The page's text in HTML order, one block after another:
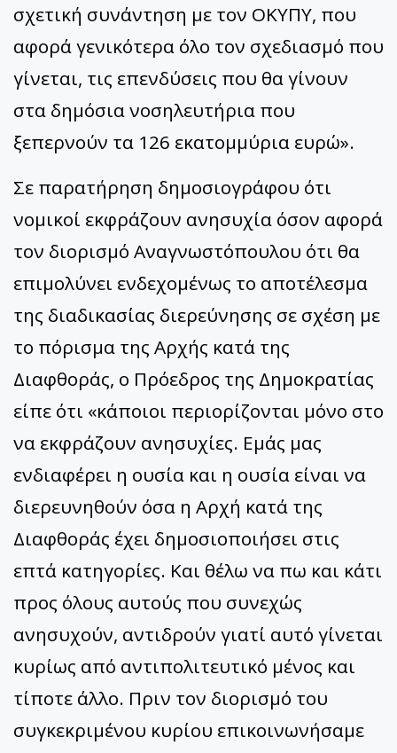
σχετική συνάντηση με τον ΟΚΥΠΥ, που
αφορά γενικότερα όλο τον σχεδιασμό που
γίνεται, τις επενδύσεις που θα γίνουν
στα δημόσια νοσηλευτήρια που
ξεπερνούν τα 126 εκατομμύρια ευρώ».
Σε παρατήρηση δημοσιογράφου ότι
νομικοί εκφράζουν ανησυχία όσον αφορά
τον διορισμό Αναγνωστόπουλου ότι θα
επιμολύνει ενδεχομένως το αποτέλεσμα
της διαδικασίας διερεύνησης σε σχέση με
το πόρισμα της Αρχής κατά της
Διαφθοράς, ο Πρόεδρος της Δημοκρατίας
είπε ότι «κάποιοι περιορίζονται μόνο στο
να εκφράζουν ανησυχίες. Εμάς μας
ενδιαφέρει η ουσία και η ουσία είναι να
διερευνηθούν όσα η Αρχή κατά της
Διαφθοράς έχει δημοσιοποιήσει στις
επτά κατηγορίες. Και θέλω να πω και κάτι
προς όλους αυτούς που συνεχώς
ανησυχούν, αντιδρούν γιατί αυτό γίνεται
κυρίως από αντιπολιτευτικό μένος και
τίποτε άλλο. Πριν τον διορισμό του
συγκεκριμένου κυρίου επικοινωνήσαμε